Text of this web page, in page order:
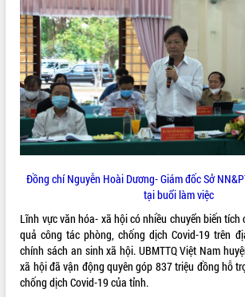
Thứ trưởng Bộ Nông nghiệp và Môi
trường Nguyễn Hoàng Hiệp khảo sát
vùng trồng và doanh nghiệp đóng gói
sầu riêng tại Đắk Lắk
Trình diễn nghệ thuật chế biến các
món ăn từ sầu riêng
Đắk Lắk công bố Quy hoạch và xúc
tiến đầu tư tỉnh
Diễn đàn Kinh tế tư nhân Việt Nam đột
Đề án 06 tạo bước ngoặt đột phá trong
cải cách hành chính tỉnh Đắk Lắk
Kết nối tour, đẩy mạnh chuyển đổi số
để phát triển du lịch Đắk Lắk
Đồng chí Nguyễn Hoài Dương- Giám đốc Sở
tại buổi làm việc
Lĩnh vực văn hóa- xã hội có nhiều chuyển biến tích
quả công tác phòng, chống dịch Covid-19 trên
chính sách an sinh xã hội. UBMTTQ Việt Nam
xã hội đã vận động quyên góp 837 triệu đồng hỗ
chống dịch Covid-19 của tỉnh.